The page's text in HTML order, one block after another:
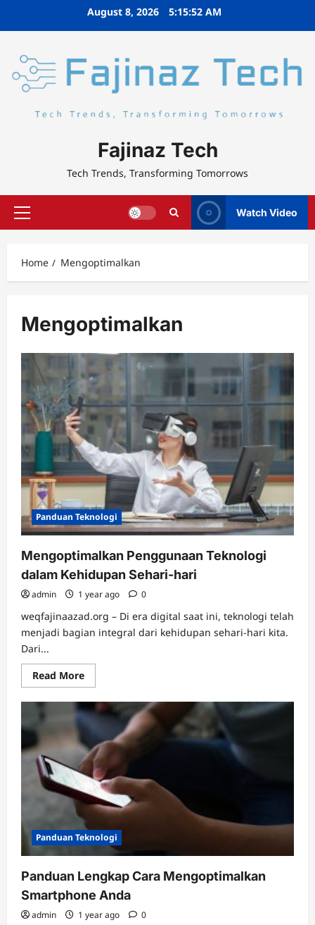
August 8, 2026 5:15:52 AM
Fajinaz Tech
Tech Trends, Transforming Tomorrows
Primary
Watch Video
Home Mengoptimalkan
Mengoptimalkan
Panduan Teknologi
Mengoptimalkan Penggunaan Teknologi
dalam Kehidupan Sehari-hari
admin 1 year ago 0
weqfajinaazad.org – Di era digital saat ini, teknologi telah
menjadi bagian integral dari kehidupan sehari-hari kita.
Dari...
Read MoreRead
more
Mengoptimalkan
Penggunaan
Teknologi
dalam
Kehidupan
Sehari-
hari
Panduan Teknologi
Panduan Lengkap Cara Mengoptimalkan
Smartphone Anda
admin 1 year ago 0